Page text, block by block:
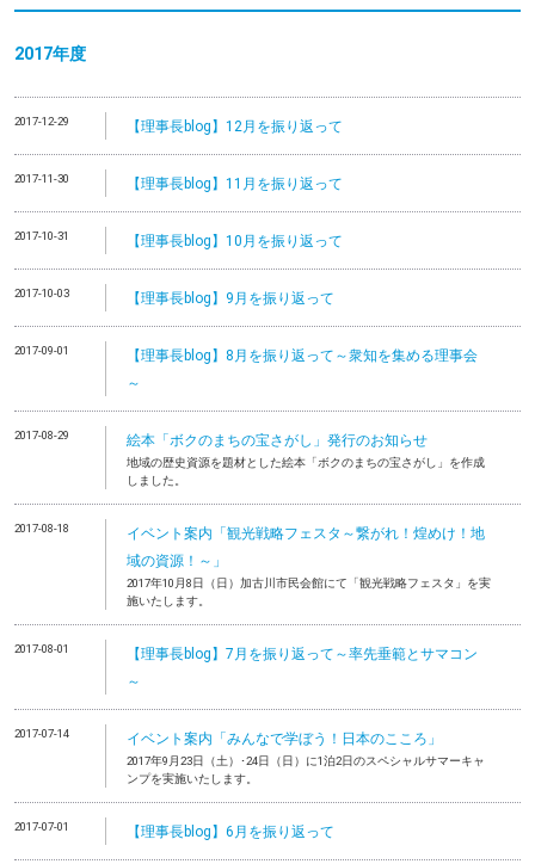
2017年度
2017-12-29 【理事長blog】12月を振り返って
2017-11-30 【理事長blog】11月を振り返って
2017-10-31 【理事長blog】10月を振り返って
2017-10-03 【理事長blog】9月を振り返って
2017-09-01
【理事長blog】8月を振り返って～衆知を集める理事会
～
2017-08-29 絵本「ボクのまちの宝さがし」発行のお知らせ
地域の歴史資源を題材とした絵本「ボクのまちの宝さがし」を作成
しました。
2017-08-18
イベント案内「観光戦略フェスタ～繋がれ！煌めけ！地
域の資源！～」
2017年10月8日（日）加古川市民会館にて「観光戦略フェスタ」を実
施いたします。
2017-08-01
【理事長blog】7月を振り返って～率先垂範とサマコン
～
2017-07-14 イベント案内「みんなで学ぼう！日本のこころ」
2017年9月23日（土）･24日（日）に1泊2日のスペシャルサマーキャ
ンプを実施いたします。
2017-07-01 【理事長blog】6月を振り返って